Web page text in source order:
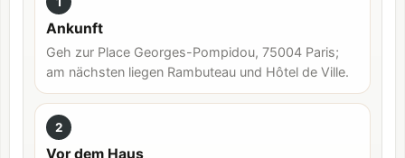
Ankunft
Geh zur Place Georges-Pompidou, 75004 Paris;
am nächsten liegen Rambuteau und Hôtel de Ville.
2
Vor dem Haus